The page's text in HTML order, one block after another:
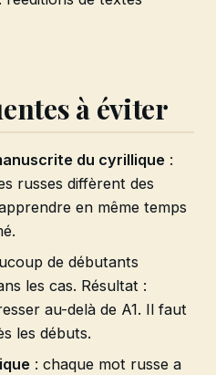
à éviter
du cyrillique :
russes diffèrent des
en même temps
de débutants
les cas. Résultat :
au-delà de A1. Il faut
les débuts.
: chaque mot russe a